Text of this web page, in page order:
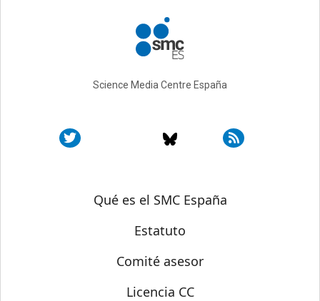
Science Media Centre España
Sobre SMC España
Qué es el SMC España
Estatuto
Comité asesor
Licencia CC